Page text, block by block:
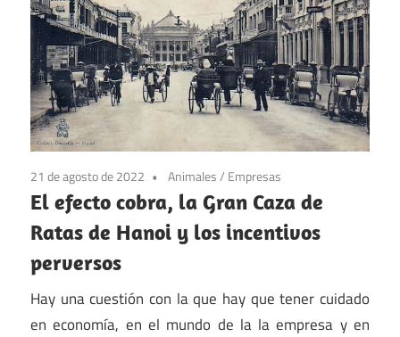
21 de agosto de 2022 Animales/ Empresas
El efecto cobra, la Gran Caza de
Ratas de Hanoi y los incentivos
perversos
Hay una cuestión con la que hay que tener cuidado
en economía, en el mundo de la la empresa y en